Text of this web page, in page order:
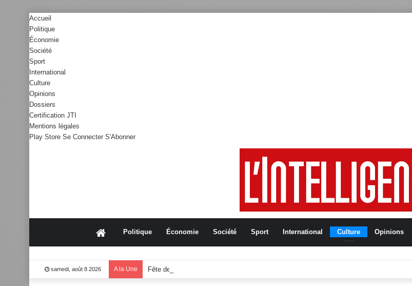
Accueil
Politique
Économie
Société
Sport
International
Culture
Opinions
Dossiers
Certification JTI
Mentions légales
Play Store Se Connecter S'Abonner
AccueilPolitique Économie Société Sport International Culture Opinions
samedi, août 8 2026 A la Une Fête des mères 2026:Moussa Traoré Koudougou rend hommage aux femmes de Morondo